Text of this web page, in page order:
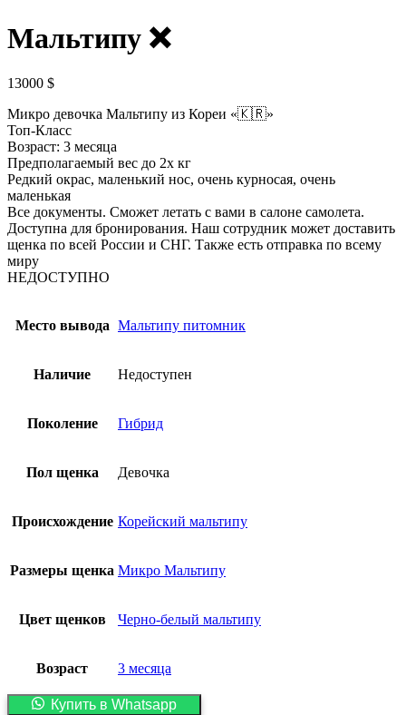
Мальтипу ❌️
13000 $
Микро девочка Мальтипу из Кореи «🇰🇷»
Топ-Класс
Возраст: 3 месяца
Предполагаемый вес до 2х кг
Редкий окрас, маленький нос, очень курносая, очень
маленькая
Все документы. Сможет летать с вами в салоне самолета.
Доступна для бронирования. Наш сотрудник может доставить
щенка по всей России и СНГ. Также есть отправка по всему
миру
НЕДОСТУПНО
Место вывода Мальтипу питомник
Наличие Недоступен
Поколение Гибрид
Пол щенка Девочка
Происхождение Корейский мальтипу
Размеры щенка Микро Мальтипу
Цвет щенков Черно-белый мальтипу
Возраст 3 месяца
Купить в Whatsapp